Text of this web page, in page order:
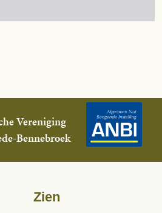
Vereniging
Bennebroek
Zien